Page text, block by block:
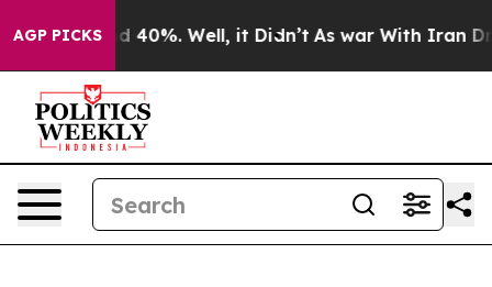
AGP PICKS
Around 40%. Well, it Didn’t As war With Iran